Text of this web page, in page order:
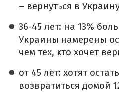
– вернуться в
36-45 лет: на 13%
Украины намерены
чем тех, кто хочет
от 45 лет: хотят
возвратиться домой